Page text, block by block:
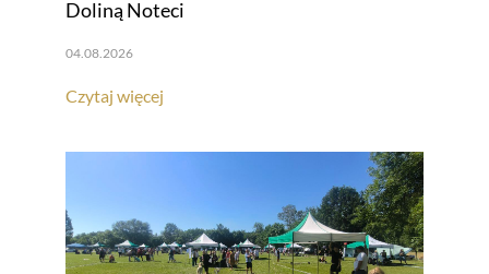
Doliną Noteci
04.08.2026
Czytaj więcej